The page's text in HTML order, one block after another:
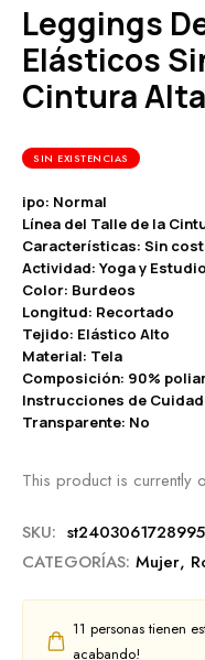
Leggings Deportivos
Elásticos
Cintura Alta
SIN EXISTENCIAS
ipo: Normal
Línea del Talle de la
Características: Sin
Actividad: Yoga y Estudio
Color: Burdeos
Longitud: Recortado
Tejido: Elástico Alto
Material: Tela
Composición: 90%
Instrucciones de
Transparente: No
This product is currently
SKU:
CATEGORÍAS: Mujer,
11 personas tienen
acabando!